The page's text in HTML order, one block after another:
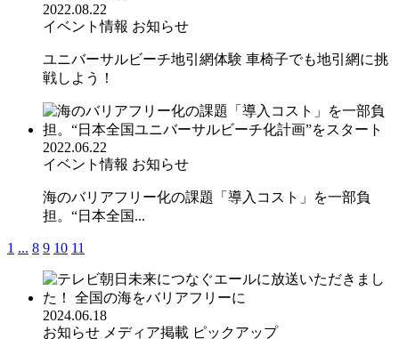
2022.08.22
イベント情報 お知らせ
ユニバーサルビーチ地引網体験 車椅子でも地引網に挑
戦しよう！
2022.06.22
イベント情報 お知らせ
海のバリアフリー化の課題「導入コスト」を一部負
担。“日本全国...
1 ... 8 9 10 11
2024.06.18
お知らせ メディア掲載 ピックアップ